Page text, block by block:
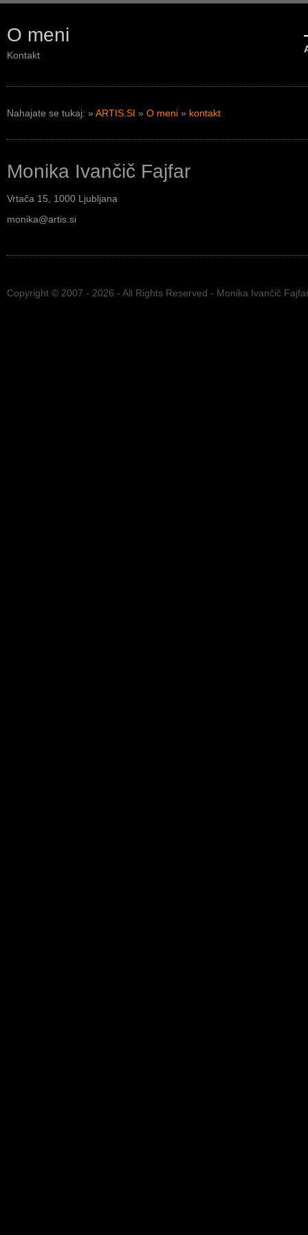
O meni
Kontakt
Nahajate se tukaj: » ARTIS.SI » O meni » kontakt
Monika Ivančič Fajfar
Vrtača 15, 1000 Ljubljana
monika@artis.si
Copyright © 2007 - 2026 - All Rights Reserved - Monika Ivančič